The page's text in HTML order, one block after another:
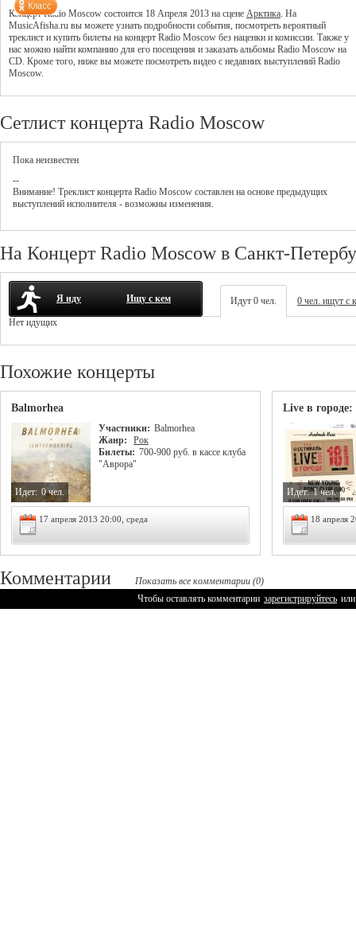
Концерт Radio Moscow состоится 18 Апреля 2013 на сцене Арктика. На
MusicAfisha.ru вы можете узнать подробности события, посмотреть вероятный
треклист и купить билеты на концерт Radio Moscow без наценки и комиссии. Также у
нас можно найти компанию для его посещения и заказать альбомы Radio Moscow на
CD. Кроме того, ниже вы можете посмотреть видео с недавних выступлений Radio
Moscow.
Сетлист концерта Radio Moscow
Пока неизвестен
--
Внимание! Треклист концерта Radio Moscow составлен на основе предыдущих
выступлений исполнителя - возможны изменения.
На Концерт Radio Moscow в Санкт-
Я иду Ищу с кем Идут 0 чел.
0 чел. ищут с
Нет идущих
Похожие концерты
Balmorhea
Участники: Balmorhea
Жанр:
Рок
Билеты: 700-900 руб. в кассе клуба
"Аврора"
Идет: 0 чел.
17 апреля 2013 20:00, среда
Live в
Идет: 1 чел.
18 апреля
Комментарии
Показать все комментарии (0)
Чтобы оставлять комментарии зарегистрируйтесь или